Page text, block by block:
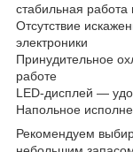
стабильная работа
Отсутствие
электроники
Принудительное
работе
LED-дисплей —
Напольное
Рекомендуем